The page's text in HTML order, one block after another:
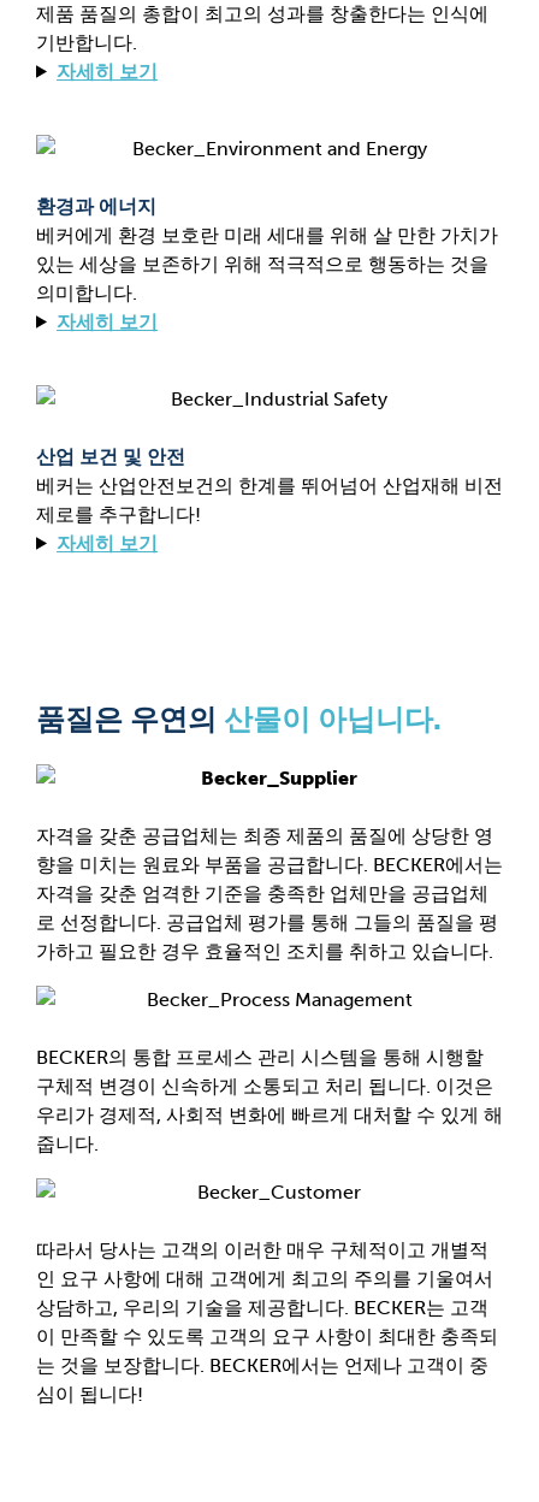
제품 품질의 총합이 최고의 성과를 창출한다는 인식에
기반합니다.
자세히 보기
환경과 에너지
베커에게 환경 보호란 미래 세대를 위해 살 만한 가치가
있는 세상을 보존하기 위해 적극적으로 행동하는 것을
의미합니다.
자세히 보기
산업 보건 및 안전
베커는 산업안전보건의 한계를 뛰어넘어 산업재해 비전
제로를 추구합니다!
자세히 보기
품질은 우연의 산물이 아닙니다.
자격을 갖춘 공급업체는 최종 제품의 품질에 상당한 영
향을 미치는 원료와 부품을 공급합니다. BECKER에서는
자격을 갖춘 엄격한 기준을 충족한 업체만을 공급업체
로 선정합니다. 공급업체 평가를 통해 그들의 품질을 평
가하고 필요한 경우 효율적인 조치를 취하고 있습니다.
BECKER의 통합 프로세스 관리 시스템을 통해 시행할
구체적 변경이 신속하게 소통되고 처리 됩니다. 이것은
우리가 경제적, 사회적 변화에 빠르게 대처할 수 있게 해
줍니다.
따라서 당사는 고객의 이러한 매우 구체적이고 개별적
인 요구 사항에 대해 고객에게 최고의 주의를 기울여서
상담하고, 우리의 기술을 제공합니다. BECKER는 고객
이 만족할 수 있도록 고객의 요구 사항이 최대한 충족되
는 것을 보장합니다. BECKER에서는 언제나 고객이 중
심이 됩니다!